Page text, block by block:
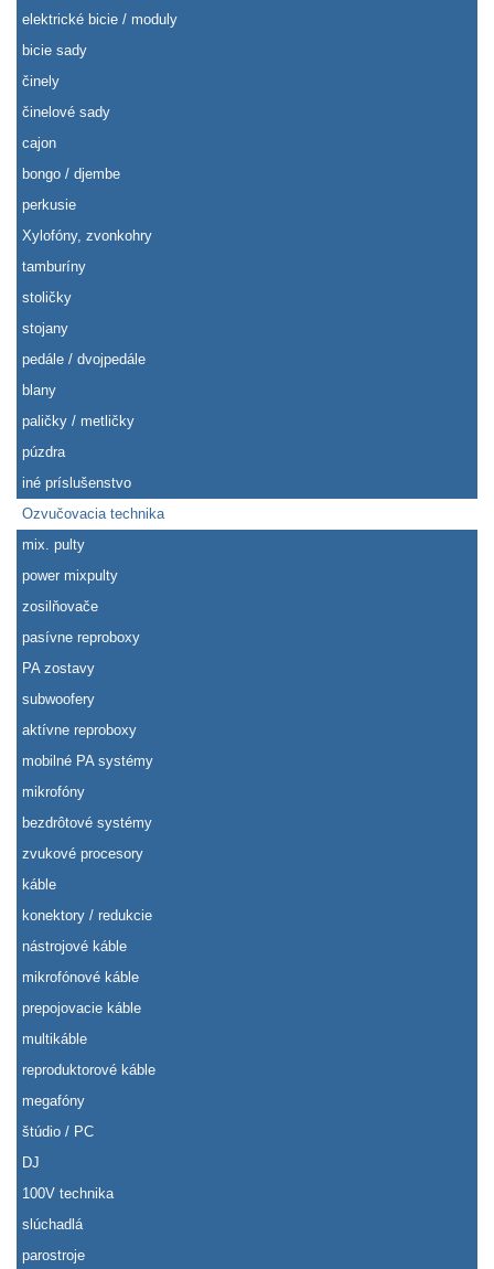
elektrické bicie / moduly
bicie sady
činely
činelové sady
cajon
bongo / djembe
perkusie
Xylofóny, zvonkohry
tamburíny
stoličky
stojany
pedále / dvojpedále
blany
paličky / metličky
púzdra
iné príslušenstvo
Ozvučovacia technika
mix. pulty
power mixpulty
zosilňovače
pasívne reproboxy
PA zostavy
subwoofery
aktívne reproboxy
mobilné PA systémy
mikrofóny
bezdrôtové systémy
zvukové procesory
káble
konektory / redukcie
nástrojové káble
mikrofónové káble
prepojovacie káble
multikáble
reproduktorové káble
megafóny
štúdio / PC
DJ
100V technika
slúchadlá
parostroje